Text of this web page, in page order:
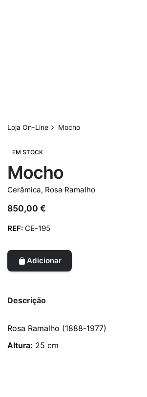
Loja On-Line Mocho
EM STOCK
Mocho
Cerâmica, Rosa Ramalho
850,00 €
REF: CE-195
Adicionar
Descrição
Rosa Ramalho (1888-1977)
Altura: 25 cm